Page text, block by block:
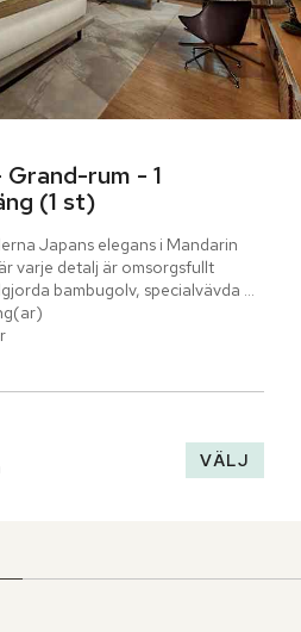
Grand-rum - 1
(1 st)
Japans elegans i Mandarin
varje detalj är omsorgsfullt
bambugolv, specialvävda
gediget hantverk speglar den
Den exklusiva mattan är
japanska
VÄLJ